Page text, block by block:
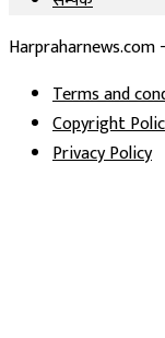
Harpraharnews.com
Terms and
Copyright
Privacy Policy